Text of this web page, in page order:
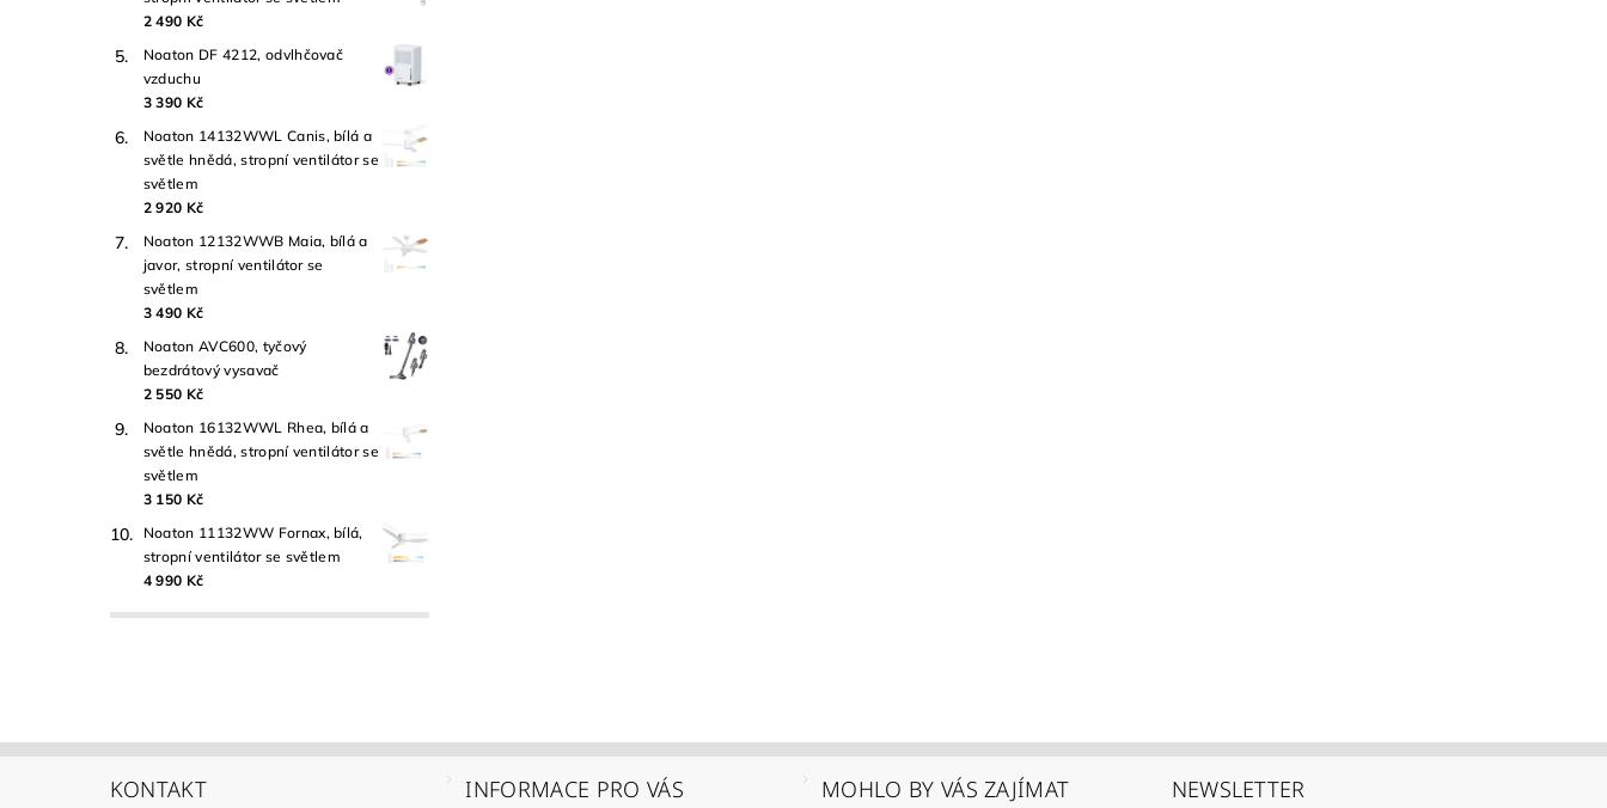
2 490 Kč
Noaton DF 4212, odvlhčovač
vzduchu
3 390 Kč
Noaton 14132WWL Canis, bílá a
světle hnědá, stropní ventilátor se
světlem
2 920 Kč
Noaton 12132WWB Maia, bílá a
javor, stropní ventilátor se
světlem
3 490 Kč
Noaton AVC600, tyčový
bezdrátový vysavač
2 550 Kč
Noaton 16132WWL Rhea, bílá a
světle hnědá, stropní ventilátor se
světlem
3 150 Kč
Noaton 11132WW Fornax, bílá,
stropní ventilátor se světlem
4 990 Kč
KONTAKT INFORMACE PRO VÁS MOHLO BY VÁS ZAJÍMAT NEWSLETTER